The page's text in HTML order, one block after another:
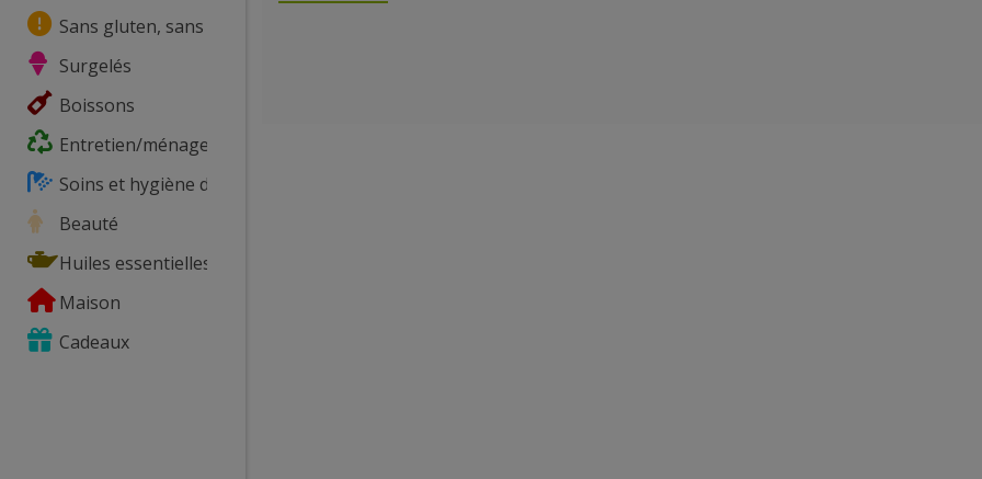
Sans gluten, sans lactose, ...
Surgelés
Boissons
Entretien/ménage
Soins et hygiène du corps
Beauté
Huiles essentielles
Maison
Cadeaux